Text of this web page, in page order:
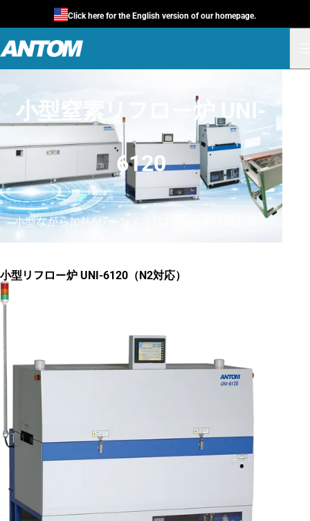
Click here for the English version of our homepage.
小型窒素リフロー炉 UNI-
6120
小型ながら加熱6ゾーン＋冷却1ゾーンを搭載した窒素対応リフロー炉
小型リフロー炉 UNI-6120（N2対応）